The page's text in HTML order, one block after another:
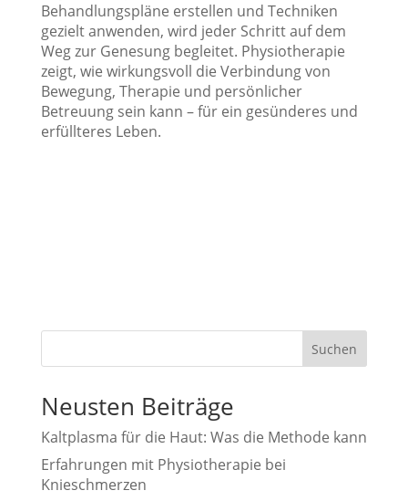
Behandlungspläne erstellen und Techniken
gezielt anwenden, wird jeder Schritt auf dem
Weg zur Genesung begleitet. Physiotherapie
zeigt, wie wirkungsvoll die Verbindung von
Bewegung, Therapie und persönlicher
Betreuung sein kann – für ein gesünderes und
erfüllteres Leben.
Suchen
Neusten Beiträge
Kaltplasma für die Haut: Was die Methode kann
Erfahrungen mit Physiotherapie bei
Knieschmerzen